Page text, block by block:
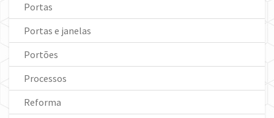
Portas
Portas e janelas
Portões
Processos
Reforma